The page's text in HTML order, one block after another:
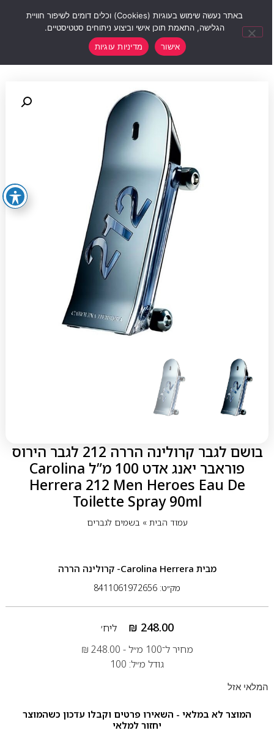
בושם לגבר קרולינה הררה 212 לגבר הירוס
פוראבר יאנג אדט 100 מ”ל Carolina
Herrera 212 Men Heroes Eau De
Toilette Spray 90ml
עמוד הבית» בשמים לגברים
מבית Carolina Herrera- קרולינה הררה
מק״ט: 8411061972656
₪ 248.00
ליח׳
מחיר ל־100 מ״ל -
₪ 248.00
גודל מ״ל: 100
המלאי אזל
המוצר לא במלאי - השאירו פרטים וקבלו עדכון כשהמוצר
יחזור למלאי
באתר נעשה שימוש בעוגיות (Cookies) וכלים דומים לשיפור חוויית
הגלישה, התאמת תוכן אישי וביצוע ניתוחים סטטיסטיים.
אישור
מדיניות עוגיות